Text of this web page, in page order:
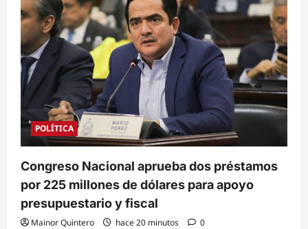
POLÍTICA
Congreso Nacional aprueba dos préstamos
por 225 millones de dólares para apoyo
presupuestario y fiscal
Mainor Quintero hace 20 minutos 0